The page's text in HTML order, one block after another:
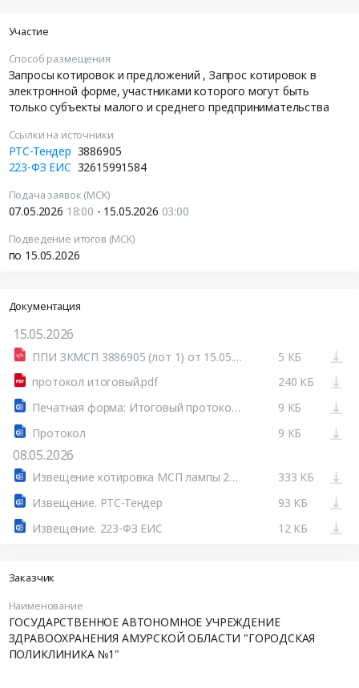
Участие
Способ размещения
Запросы котировок и предложений , Запрос котировок в
электронной форме, участниками которого могут быть
только субъекты малого и среднего предпринимательства
Ссылки на источники
РТС-Тендер 3886905
223-ФЗ ЕИС 32615991584
Подача заявок (МСК)
07.05.2026 18:00 - 15.05.2026 03:00
Подведение итогов (МСК)
по 15.05.2026
Документация
15.05.2026
ППИ ЗКМСП 3886905 (лот 1) от 15.05.2026.html
5 КБ
протокол итоговый.pdf
240 КБ
Печатная форма: Итоговый протокол №32615991584-01
9 КБ
Протокол
9 КБ
08.05.2026
Извещение котировка МСП лампы 2026.doc
333 КБ
Извещение. РТС-Тендер
93 КБ
Извещение. 223-ФЗ ЕИС
12 КБ
Заказчик
Наименование
ГОСУДАРСТВЕННОЕ АВТОНОМНОЕ УЧРЕЖДЕНИЕ
ЗДРАВООХРАНЕНИЯ АМУРСКОЙ ОБЛАСТИ "ГОРОДСКАЯ
ПОЛИКЛИНИКА №1"